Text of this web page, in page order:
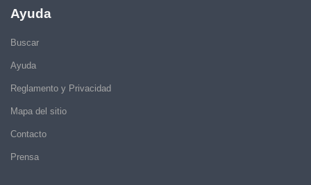
Ayuda
Buscar
Ayuda
Reglamento y Privacidad
Mapa del sitio
Contacto
Prensa